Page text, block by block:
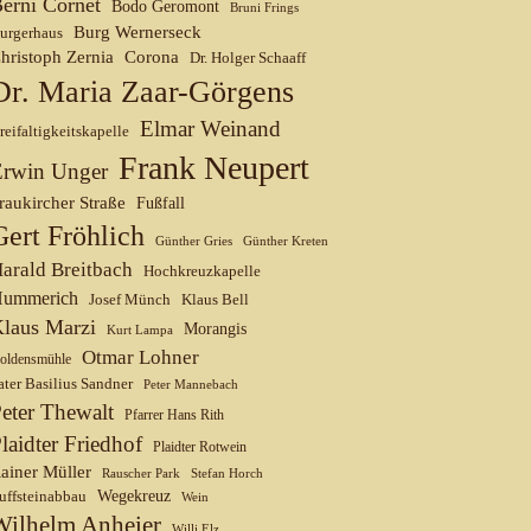
Cornet Bodo Geromont Bruni Frings
Burg Wernerseck
Zernia
Corona Dr. Holger Schaaff
Maria Zaar-Görgens
Elmar Weinand
Unger Frank Neupert
Straße Fußfall
Fröhlich Günther Gries Günther Kreten
Breitbach Hochkreuzkapelle
Josef Münch Klaus Bell
Marzi Kurt Lampa Morangis
Otmar Lohner
Basilius Sandner Peter Mannebach
Thewalt Pfarrer Hans Rith
Friedhof Plaidter Rotwein
Müller Rauscher Park Stefan Horch
Wegekreuz Wein
Anheier